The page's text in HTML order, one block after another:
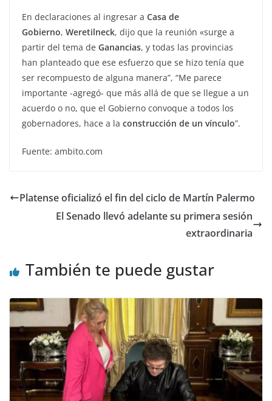
En declaraciones al ingresar a Casa de
Gobierno, Weretilneck, dijo que la reunión «surge a
partir del tema de Ganancias, y todas las provincias
han planteado que ese esfuerzo que se hizo tenía que
ser recompuesto de alguna manera”, “Me parece
importante -agregó- que más allá de que se llegue a un
acuerdo o no, que el Gobierno convoque a todos los
gobernadores, hace a la construcción de un vínculo”.
Fuente: ambito.com
Platense oficializó el fin del ciclo de Martín Palermo
El Senado llevó adelante su primera sesión
extraordinaria
También te puede gustar